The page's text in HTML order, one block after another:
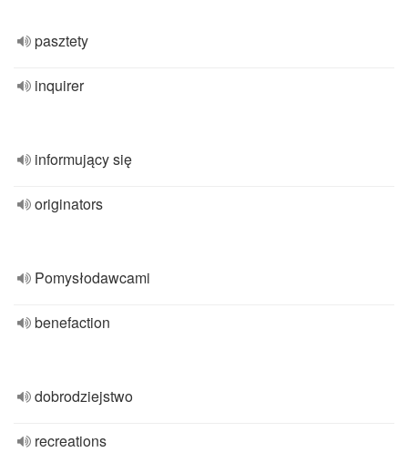
pasztety
inquirer
informujący się
originators
Pomysłodawcami
benefaction
dobrodziejstwo
recreations